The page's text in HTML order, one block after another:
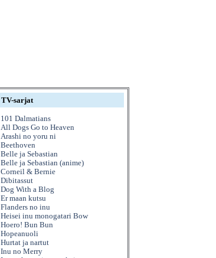
TV-sarjat
101 Dalmatians
All Dogs Go to Heaven
Arashi no yoru ni
Beethoven
Belle ja Sebastian
Belle ja Sebastian (anime)
Corneil & Bernie
Dibitassut
Dog With a Blog
Er maan kutsu
Flanders no inu
Heisei inu monogatari Bow
Hoero! Bun Bun
Hopeanuoli
Hurtat ja nartut
Inu no Merry